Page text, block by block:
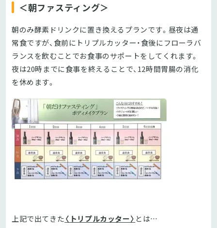
＜朝ファスティング＞
朝のみ酵素ドリンクに置き換えるプランです。昼夜は通
常食ですが、食前にトリプルカッター・食後にフローラバ
ランスを飲むことでお食事のサポートをしてくれます。
夜は20時までに食事を終えることで、12時間胃腸の消化
を休めます。
上記で出てきた〈トリプルカッター〉 とは…